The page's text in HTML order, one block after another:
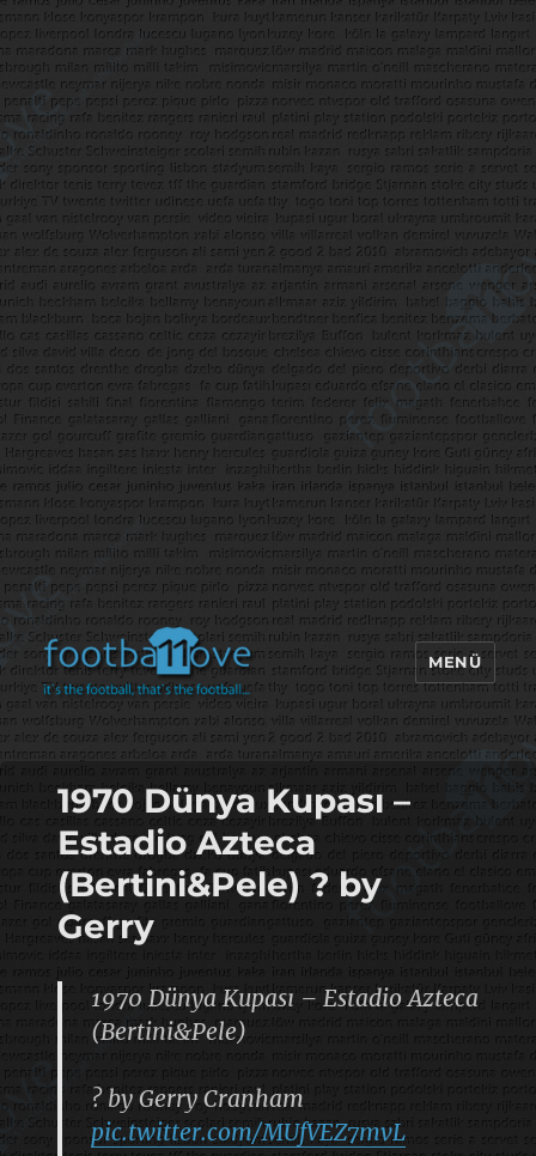
footbaLLove
MENÜ
1970 Dünya Kupası –
Estadio Azteca
(Bertini&Pele) ? by
Gerry
1970 Dünya Kupası – Estadio Azteca
(Bertini&Pele)
? by Gerry Cranham
pic.twitter.com/MUfVEZ7mvL